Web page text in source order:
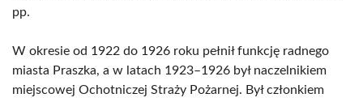
pp.
W okresie od 1922 do 1926 roku pełnił funkcję radnego
miasta Praszka, a w latach 1923–1926 był naczelnikiem
miejscowej Ochotniczej Straży Pożarnej. Był członkiem